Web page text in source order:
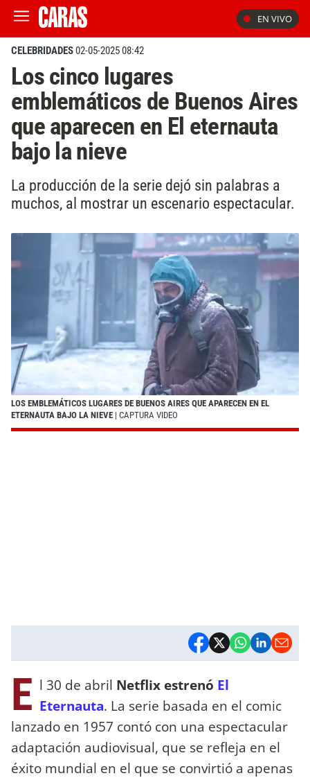
EN VIVO
CELEBRIDADES02-05-2025 08:42
Los cinco lugares
emblemáticos de Buenos Aires
que aparecen en El eternauta
bajo la nieve
La producción de la serie dejó sin palabras a
muchos, al mostrar un escenario espectacular.
LOS EMBLEMÁTICOS LUGARES DE BUENOS AIRES QUE APARECEN EN EL
ETERNAUTA BAJO LA NIEVE | CAPTURA VIDEO
E l 30 de abril Netflix estrenó El
Eternauta. La serie basada en el comic
lanzado en 1957 contó con una espectacular
adaptación audiovisual, que se refleja en el
éxito mundial en el que se convirtió a apenas